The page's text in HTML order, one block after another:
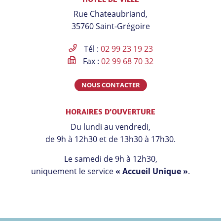
compte
Facebook
le
compte
Instagram
compte
Linkedin
la
chaîne
Youtube
Rue Chateaubriand,
35760 Saint-Grégoire
Tél : 02 99 23 19 23
Fax : 02 99 68 70 32
NOUS CONTACTER
HORAIRES D’OUVERTURE
Du lundi au vendredi,
de 9h à 12h30 et de 13h30 à 17h30.
Le samedi de 9h à 12h30,
uniquement le service« Accueil Unique ».